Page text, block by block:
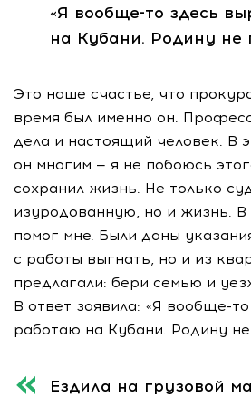
«Я вообще-то здесь
на Кубани. Родину не
Это наше счастье, что
время был именно он.
дела и настоящий человек. В
он многим — я не побоюсь
сохранил жизнь. Не только
изуродованную, но и жизнь. В
помог мне. Были даны
с работы выгнать, но и из
предлагали: бери семью и
В ответ заявила: «Я вообще-то
работаю на Кубани. Родину не
Ездила на грузовой